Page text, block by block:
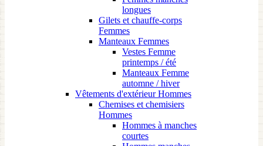
longues
Gilets et chauffe-corps
Femmes
Manteaux Femmes
Vestes Femme
printemps / été
Manteaux Femme
automne / hiver
Vêtements d'extérieur Hommes
Chemises et chemisiers
Hommes
Hommes à manches
courtes